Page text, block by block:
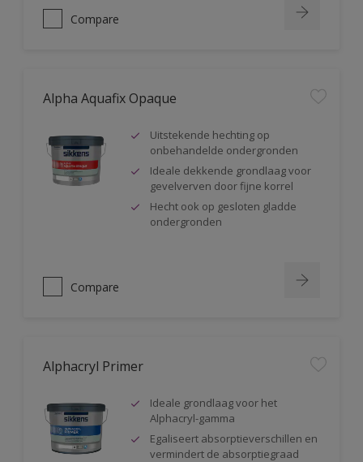
Compare
Alpha Aquafix Opaque
Uitstekende hechting op
onbehandelde ondergronden
Ideale dekkende grondlaag voor
gevelverven door fijne korrel
Hecht ook op gesloten gladde
ondergronden
Compare
Alphacryl Primer
Ideale grondlaag voor het
Alphacryl-gamma
Egaliseert absorptieverschillen en
vermindert de absorptiegraad